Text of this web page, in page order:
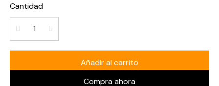
Cantidad
Añadir al carrito
Compra ahora